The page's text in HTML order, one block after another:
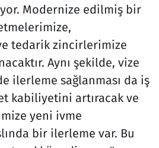
Modernize edilmiş bir
ve tedarik zincirlerimize
Aynı şekilde, vize
ilerleme sağlanması da iş
kabiliyetini artıracak ve
yeni ivme
bir ilerleme var. Bu